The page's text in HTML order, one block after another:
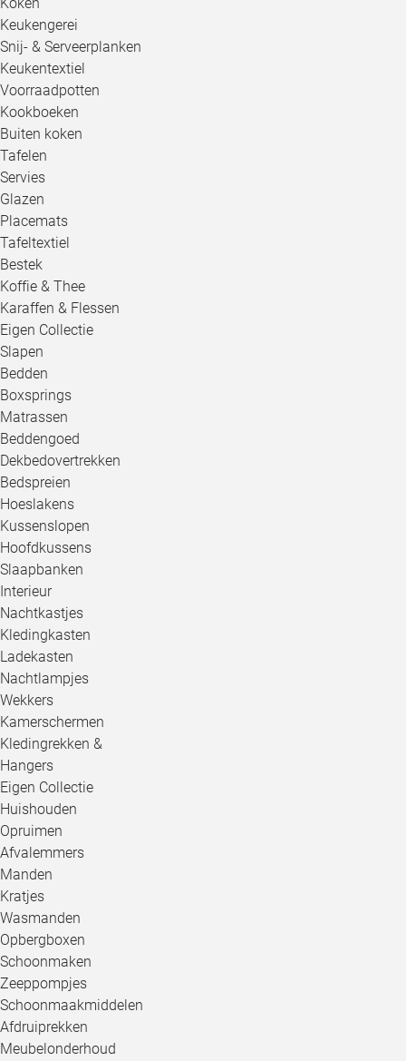
Keukengerei
Snij- & Serveerplanken
Keukentextiel
Voorraadpotten
Kookboeken
Buiten koken
Tafelen
Servies
Glazen
Placemats
Tafeltextiel
Bestek
Koffie & Thee
Karaffen & Flessen
Eigen Collectie
Slapen
Bedden
Boxsprings
Matrassen
Beddengoed
Dekbedovertrekken
Bedspreien
Hoeslakens
Kussenslopen
Hoofdkussens
Slaapbanken
Interieur
Nachtkastjes
Kledingkasten
Ladekasten
Nachtlampjes
Wekkers
Kamerschermen
Kledingrekken &
Hangers
Eigen Collectie
Huishouden
Opruimen
Afvalemmers
Manden
Kratjes
Wasmanden
Opbergboxen
Schoonmaken
Zeeppompjes
Schoonmaakmiddelen
Afdruiprekken
Meubelonderhoud